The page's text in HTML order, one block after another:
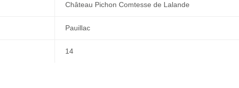
Château Pichon Comtesse de Lalande
Pauillac
14